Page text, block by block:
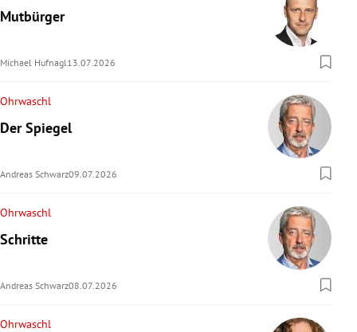
Mutbürger
Michael Hufnagl 13.07.2026
Ohrwaschl
Der Spiegel
Andreas Schwarz09.07.2026
Ohrwaschl
Schritte
Andreas Schwarz08.07.2026
Ohrwaschl